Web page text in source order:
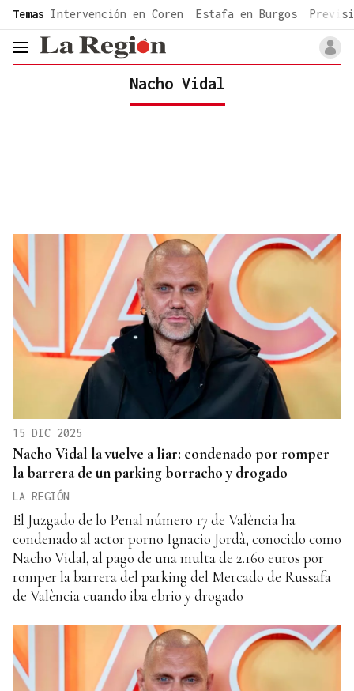
common.go-to-content
Temas Intervención en Coren Estafa en Burgos
header.menu.open
Nacho Vidal
15 DIC 2025
Nacho Vidal la vuelve a liar: condenado por romper
la barrera de un parking borracho y drogado
LA REGIÓN
El Juzgado de lo Penal número 17 de València ha
condenado al actor porno Ignacio Jordà, conocido como
Nacho Vidal, al pago de una multa de 2.160 euros por
romper la barrera del parking del Mercado de Russafa
de València cuando iba ebrio y drogado